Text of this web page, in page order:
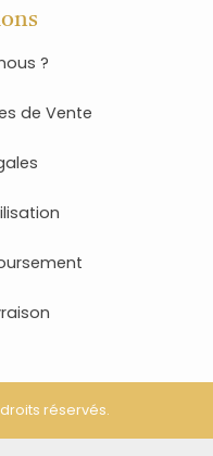
?
de Vente
réservés.